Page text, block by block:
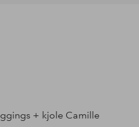
+ kjole Camille